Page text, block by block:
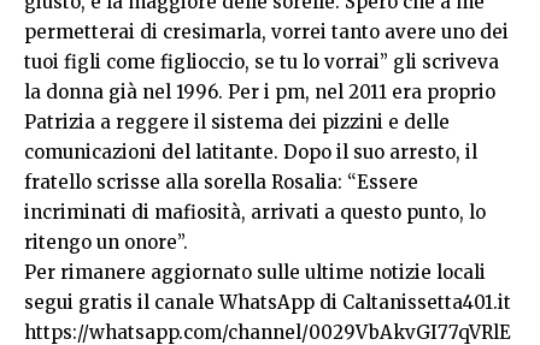
permetterai di cresimarla, vorrei tanto avere uno dei
tuoi figli come figlioccio, se tu lo vorrai” gli scriveva
la donna già nel 1996. Per i pm, nel 2011 era proprio
Patrizia a reggere il sistema dei pizzini e delle
comunicazioni del latitante. Dopo il suo arresto, il
fratello scrisse alla sorella Rosalia: “Essere
incriminati di mafiosità, arrivati a questo punto, lo
ritengo un onore”.
Per rimanere aggiornato sulle ultime notizie locali
segui gratis il canale WhatsApp di Caltanissetta401.it
https://whatsapp.com/channel/0029VbAkvGI77qVRlE